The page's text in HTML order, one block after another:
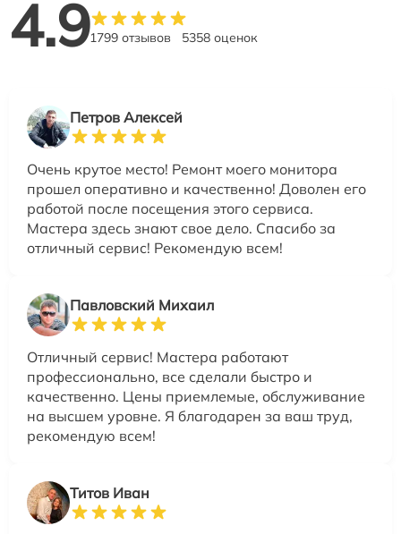
4.91799 отзывов 5358 оценок
Петров Алексей
Очень крутое место! Ремонт моего монитора
прошел оперативно и качественно! Доволен его
работой после посещения этого сервиса.
Мастера здесь знают свое дело. Спасибо за
отличный сервис! Рекомендую всем!
Павловский Михаил
Отличный сервис! Мастера работают
профессионально, все сделали быстро и
качественно. Цены приемлемые, обслуживание
на высшем уровне. Я благодарен за ваш труд,
рекомендую всем!
Титов Иван